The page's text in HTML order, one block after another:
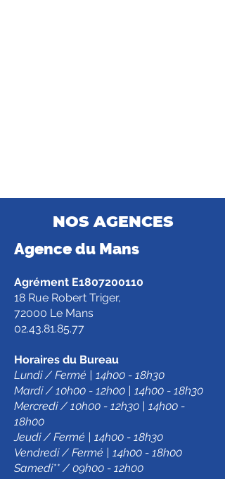
NOS AGENCES
Agence du Mans
Agrément E1807200110
18 Rue Robert Triger,
72000 Le Mans
02.43.81.85.77
Horaires du Bureau
Lundi / Fermé | 14h00 - 18h30
Mardi / 10h00 - 12h00 | 14h00 - 18h30
Mercredi / 10h00 - 12h30 | 14h00 -
18h00
Jeudi / Fermé | 14h00 - 18h30
Vendredi / Fermé | 14h00 - 18h00
Samedi** / 09h00 - 12h00